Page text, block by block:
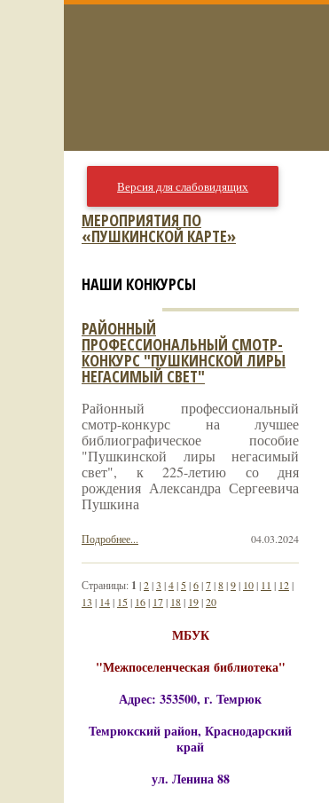
Версия для слабовидящих
МЕРОПРИЯТИЯ ПО
«ПУШКИНСКОЙ КАРТЕ»
НАШИ КОНКУРСЫ
РАЙОННЫЙ
ПРОФЕССИОНАЛЬНЫЙ СМОТР-
КОНКУРС "ПУШКИНСКОЙ ЛИРЫ
НЕГАСИМЫЙ СВЕТ"
Районный профессиональный
смотр-конкурс на лучшее
библиографическое пособие
"Пушкинской лиры негасимый
свет", к 225-летию со дня
рождения Александра Сергеевича
Пушкина
04.03.2024
Подробнее...
Страницы: 1 |2|3 |4| 5|6|7|8|9| 10| 11 | 12|
13 | 14| 15| 16| 17| 18| 19|20
МБУК
"Межпоселенческая библиотека"
Адрес: 353500, г. Темрюк
Темрюкский район, Краснодарский
край
ул. Ленина 88